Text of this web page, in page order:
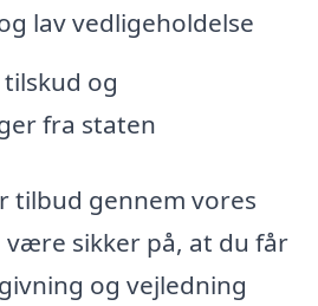
lav vedligeholdelse
og
fra staten
tilbud gennem vores
sikker på, at du får
og vejledning